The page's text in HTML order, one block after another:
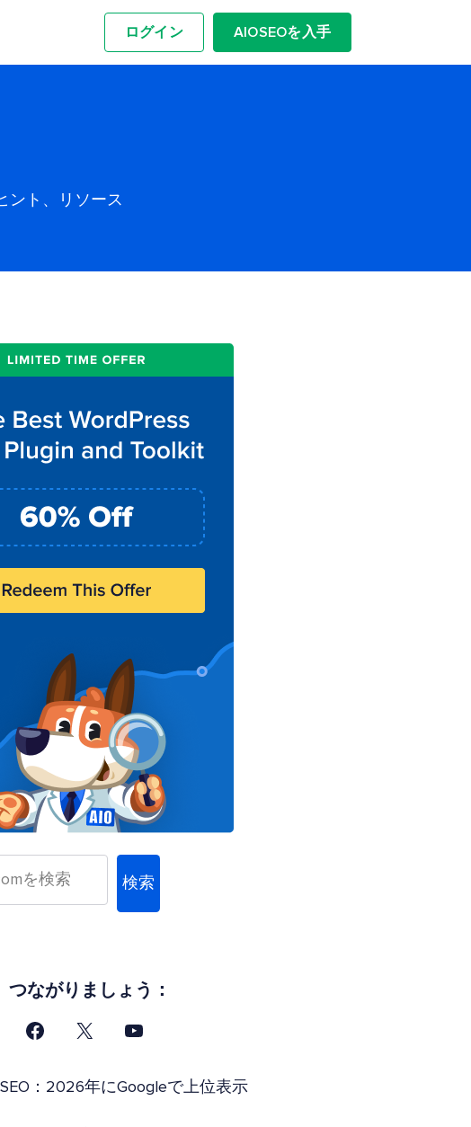
ログイン AIOSEOを入手
ント、リソース
検索
つながりましょう：
：2026年にGoogleで上位表示